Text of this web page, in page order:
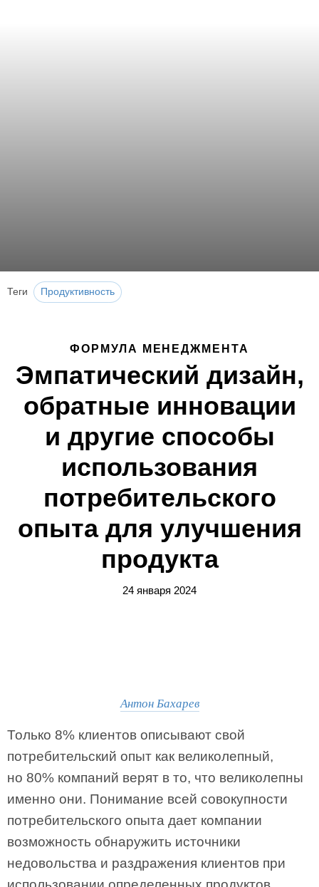
Теги Продуктивность
ФОРМУЛА МЕНЕДЖМЕНТА
Эмпатический дизайн,
обратные инновации
и другие способы
использования
потребительского
опыта для улучшения
продукта
24 января 2024
Антон Бахарев
Только 8% клиентов описывают свой
потребительский опыт как великолепный,
но 80% компаний верят в то, что великолепны
именно они. Понимание всей совокупности
потребительского опыта дает компании
возможность обнаружить источники
недовольства и раздражения клиентов при